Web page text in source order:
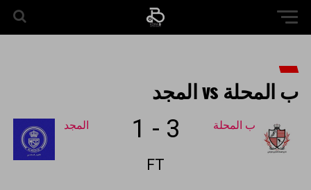
ب المحلة vs المجد
ب المحلة 3
-
1
FT
المجد